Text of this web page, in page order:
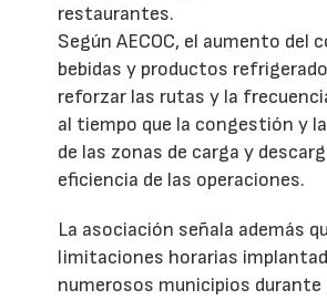
restaurantes.
Según AECOC, el aumento del
bebidas y productos
reforzar las rutas y la
al tiempo que la congestión y
de las zonas de carga y
eficiencia de las operaciones.
La asociación señala además
limitaciones horarias
numerosos municipios durante